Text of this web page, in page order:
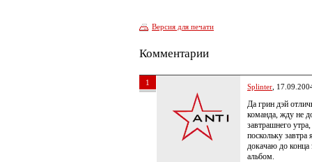
Версия для печати
Комментарии
1 Splinter ,
Да грин дэй
команда, жду не
завтрашнего утра,
поскольку завтра
докачаю до конца
альбом.